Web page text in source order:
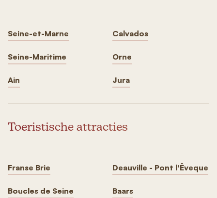
Seine-et-Marne Calvados
Seine-Maritime Orne
Ain Jura
Toeristische attracties
Franse Brie Deauville - Pont l'Êveque
Boucles de Seine Baars